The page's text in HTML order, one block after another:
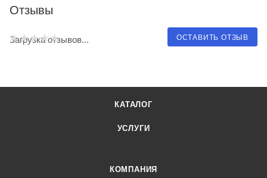
Отзывы
ОСТАВИТЬ ОТЗЫВ
Загрузка отзывов...
КАТАЛОГ
УСЛУГИ
КОМПАНИЯ